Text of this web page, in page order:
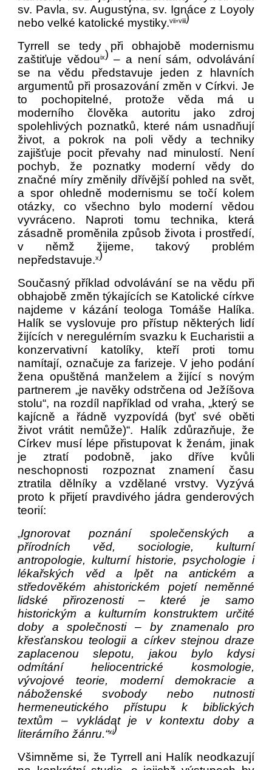
sv. Pavla, sv. Augustýna, sv. Ignáce z Loyoly
nebo velké katolické mystiky.vii,viii)
Tyrrell se tedy při obhajobě modernismu
zaštiťuje vědouix) – a není sám, odvolávání
se na vědu představuje jeden z hlavních
argumentů při prosazování změn v Církvi. Je
to pochopitelné, protože věda má u
moderního člověka autoritu jako zdroj
spolehlivých poznatků, které nám usnadňují
život, a pokrok na poli vědy a techniky
zajišťuje pocit převahy nad minulostí. Není
pochyb, že poznatky moderní vědy do
značné míry změnily dřívější pohled na svět,
a spor ohledně modernismu se točí kolem
otázky, co všechno bylo moderní vědou
vyvráceno. Naproti tomu technika, která
zásadně proměnila způsob života i prostředí,
v němž žijeme, takový problém
nepředstavuje.x)
Současný příklad odvolávání se na vědu při
obhajobě změn týkajících se Katolické církve
najdeme v kázání teologa Tomáše Halíka.
Halík se vyslovuje pro přístup některých lidí
žijících v neregulérním svazku k Eucharistii a
konzervativní katolíky, kteří proti tomu
namítají, označuje za farizeje. V jeho podání
žena opuštěná manželem a žijící s novým
partnerem „je navěky odstrčena od Ježíšova
stolu“, na rozdíl například od vraha, „který se
kajícně a řádně vyzpovídá (byť své oběti
život vrátit nemůže)“. Halík zdůrazňuje, že
Církev musí lépe přistupovat k ženám, jinak
je ztratí podobně, jako dříve kvůli
neschopnosti rozpoznat znamení času
ztratila dělníky a vzdělané vrstvy. Vyzývá
proto k přijetí pravdivého jádra genderových
teorií:
„Ignorovat poznání společenských a
přírodních věd, sociologie, kulturní
antropologie, kulturní historie, psychologie i
lékařských věd a lpět na antickém a
středověkém ahistorickém pojetí neměnné
lidské přirozenosti – které je samo
historickým a kulturním konstruktem určité
doby a společnosti – by znamenalo pro
křesťanskou teologii a církev stejnou draze
zaplacenou slepotu, jakou bylo kdysi
odmítání heliocentrické kosmologie,
vývojové teorie, moderní demokracie a
náboženské svobody nebo nutnosti
hermeneutického přístupu k biblických
textům – vykládat je v kontextu doby a
literárního žánru.“xi)
Všimněme si, že Tyrrell ani Halík neodkazují